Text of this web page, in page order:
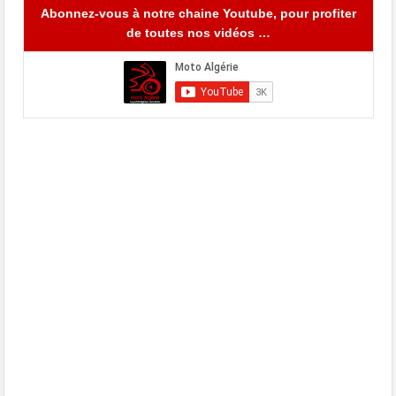
Abonnez-vous à notre chaine Youtube, pour profiter
de toutes nos vidéos …